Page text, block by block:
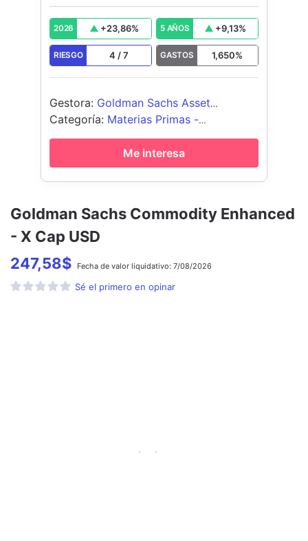
Goldman Sachs Commodity Enhanced
- X Cap USD
247,58$ Fecha de valor liquidativo: 7/08/2026
Sé el primero en opinar
2026 +23,86% 5 AÑOS +9,13%
RIESGO 4 /7 GASTOS 1,650%
Gestora: Goldman Sachs Asset
Management B.V.
Categoría: Materias Primas -
Diversificado
Me interesa